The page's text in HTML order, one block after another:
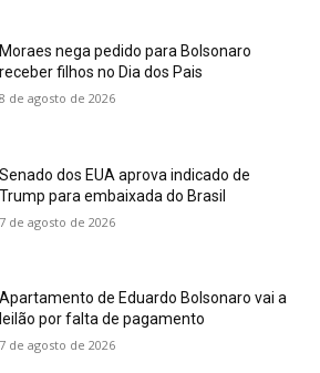
Moraes nega pedido para Bolsonaro
receber filhos no Dia dos Pais
8 de agosto de 2026
Senado dos EUA aprova indicado de
Trump para embaixada do Brasil
7 de agosto de 2026
Apartamento de Eduardo Bolsonaro vai a
leilão por falta de pagamento
7 de agosto de 2026